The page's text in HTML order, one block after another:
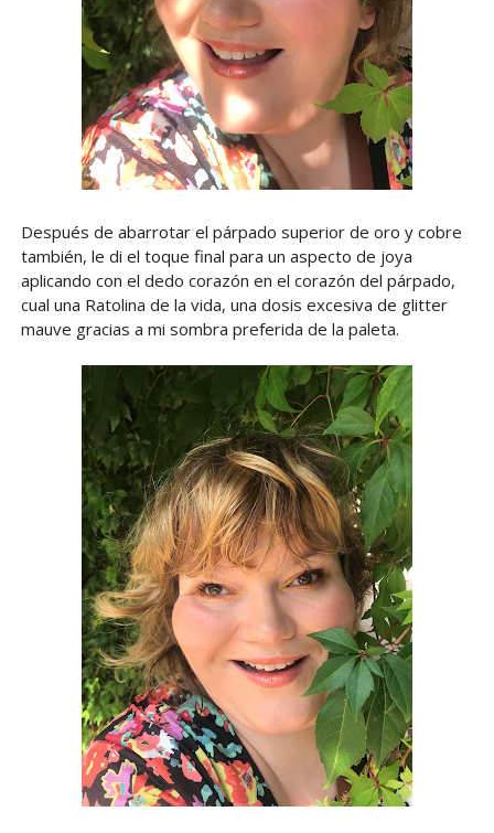
Después de abarrotar el párpado superior de oro y cobre
también, le di el toque final para un aspecto de joya
aplicando con el dedo corazón en el corazón del párpado,
cual una Ratolina de la vida, una dosis excesiva de glitter
mauve gracias a mi sombra preferida de la paleta.